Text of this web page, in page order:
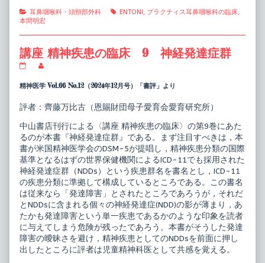
Categories
耳鼻咽喉科・頭頸部外科 Tags
ENTONI , プラクティス耳鼻咽喉科の臨床,
本間明宏
講座 精神疾患の臨床 9 神経発達症群
精
患
臨
床
9
神
経
発
達
症
群
published
on
posts
author
講
座
精
神
疾
患
の
臨
床
9
神
経
発
達
症
精神医学 Vol.66 No.12（2024年12月号）「書評」より
評者：齊藤万比古（恩賜財団母子愛育会愛育研究所）
中山書店刊行による〈講座 精神疾患の臨床〉の第9巻にあた
るのが本書『神経発達症群』である。まず注目すべきは，本
書が米国精神医学会のDSM-5が提唱し，精神疾患分類の国際
基準となるはずの世界保健機関によるICD-11でも採用された
神経発達症群（NDDs）という疾患群名を書名とし，ICD-11
の疾患分類に準拠して構成しているところである。この書名
は従来なら「発達障害」とされたところであろうが，それだ
とNDDsに含まれる個々の神経発達症(NDD)の影が薄まり，あ
たかも発達障害という単一疾患であるかのような印象を読者
に与えてしまう危険が残ったであろう。本書がそうした発達
障害の曖昧さを避け，精神疾患としてのNDDsを前面に押し
出したところに評者は児童精神科医として共感を覚える。